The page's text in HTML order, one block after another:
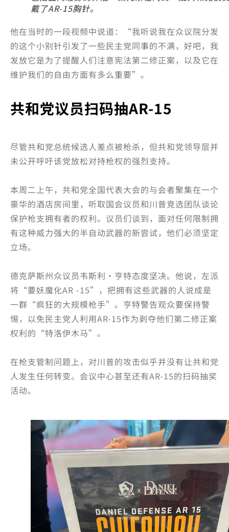
戴了AR-15胸针。
他在当时的一段视频中说道：“我听说我在众议院分发
的这个小别针引发了一些民主党同事的不满，好吧，我
发放它是为了提醒人们注意宪法第二修正案，以及它在
维护我们的自由方面有多么重要”。
共和党议员扫码抽AR-15
尽管共和党总统候选人差点被枪杀，但共和党领导层并
未公开呼吁该党放松对持枪权的强烈支持。
本周二上午，共和党全国代表大会的与会者聚集在一个
豪华的酒店房间里，听取国会议员和川普竞选团队谈论
保护枪支拥有者的权利。议员们谈到，面对任何限制拥
有这种威力强大的半自动武器的新尝试，他们必须坚定
立场。
德克萨斯州众议员韦斯利·亨特态度坚决。他说，左派
将“要妖魔化AR -15”，把拥有这些武器的人说成是
一群“疯狂的大规模枪手”。亨特警告观众要保持警
惕，以免民主党人利用AR-15作为剥夺他们第二修正案
权利的“特洛伊木马”。
在枪支管制问题上，对川普的攻击似乎并没有让共和党
人发生任何转变。会议中心甚至还有AR-15的扫码抽奖
活动。